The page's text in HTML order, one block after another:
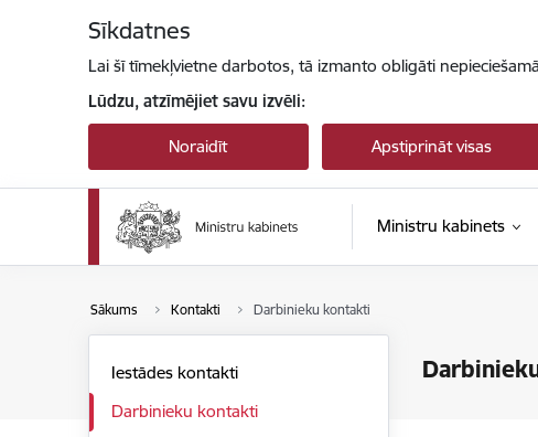
Sīkdatnes
Lai šī tīmekļvietne darbotos, tā izmanto obligāti
Lūdzu, atzīmējiet savu izvēli:
Noraidīt Apstiprināt visas
Ministru kabinets
Sākums Kontakti Darbinieku kontakti
Iestādes kontakti
Darbinieku kontakti